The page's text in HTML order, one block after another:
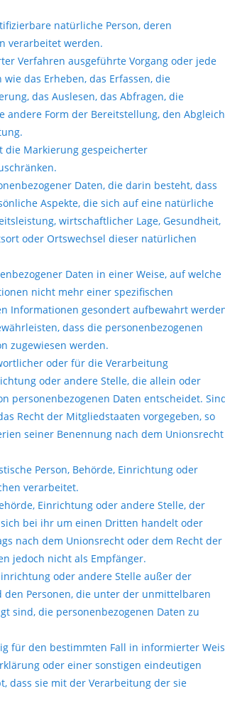
natürliche Person, deren
verarbeitet werden.
Verfahren ausgeführte Vorgang oder jede
das Erheben, das Erfassen, die
das Auslesen, das Abfragen, die
Form der Bereitstellung, den Abgleich
Markierung gespeicherter
Daten, die darin besteht, dass
Aspekte, die sich auf eine natürliche
wirtschaftlicher Lage, Gesundheit,
oder Ortswechsel dieser natürlichen
Daten in einer Weise, auf welche
nicht mehr einer spezifischen
Informationen gesondert aufbewahrt
dass die personenbezogenen
zugewiesen werden.
oder für die Verarbeitung
oder andere Stelle, die allein oder
personenbezogenen Daten entscheidet.
Recht der Mitgliedstaaten vorgegeben, so
seiner Benennung nach dem Unionsrecht
Person, Behörde, Einrichtung oder
verarbeitet.
Einrichtung oder andere Stelle, der
bei ihr um einen Dritten handelt oder
nach dem Unionsrecht oder dem Recht der
jedoch nicht als Empfänger.
oder andere Stelle außer der
Personen, die unter der unmittelbaren
sind, die personenbezogenen Daten zu
für den bestimmten Fall in informierter
oder einer sonstigen eindeutigen
dass sie mit der Verarbeitung der sie